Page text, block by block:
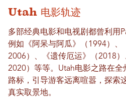
Utah 电影轨迹
多部经典电影和电视剧都曾利用
例如《阿呆与阿瓜》（1994）、
2006）、《遗传厄运》（2018
2020）等等。Utah电影之路在
路标，引导游客远离喧嚣，探索
真实取景地。